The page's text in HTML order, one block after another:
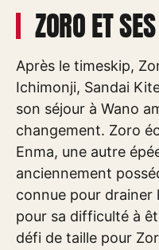
ZORO ET
Après le timeskip,
Ichimonji, Sandai
son séjour à Wano
changement. Zoro
Enma, une autre
anciennement
connue pour drainer
pour sa difficulté à
défi de taille pour